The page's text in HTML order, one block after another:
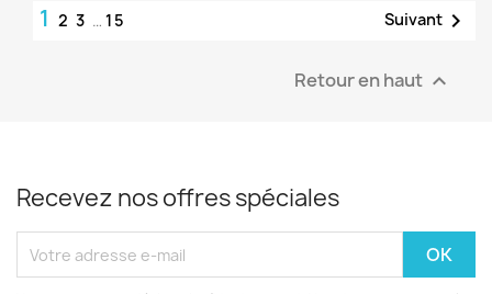
1 2 3 … 15 Suivant 
Retour en haut 
Recevez nos offres spéciales